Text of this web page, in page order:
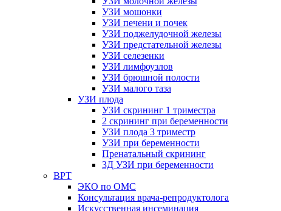
УЗИ мошонки
УЗИ печени и почек
УЗИ поджелудочной железы
УЗИ предстательной железы
УЗИ селезенки
УЗИ лимфоузлов
УЗИ брюшной полости
УЗИ малого таза
УЗИ плода
УЗИ скрининг 1 триместра
2 скрининг при беременности
УЗИ плода 3 триместр
УЗИ при беременности
Пренатальный скрининг
3Д УЗИ при беременности
ВРТ
ЭКО по ОМС
Консультация врача-репродуктолога
Искусственная инсеминация